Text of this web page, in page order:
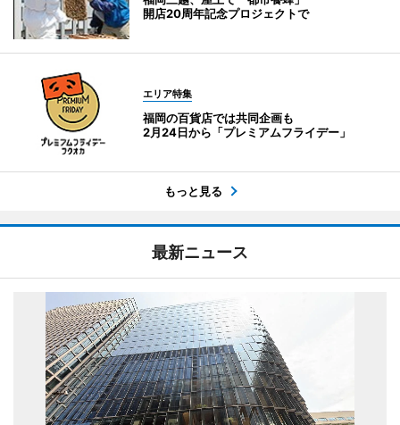
開店20周年記念プロジェクトで
エリア特集
福岡の百貨店では共同企画も
2月24日から「プレミアムフライデー」
もっと見る
最新ニュース